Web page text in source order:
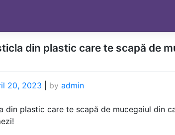
din plastic care te scapă de
20, 2023 by admin
din plastic care te scapă de mucegaiul din